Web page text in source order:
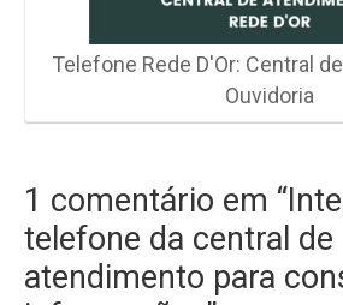
Telefone Rede D'Or: Central
Ouvidoria
1 comentário em
telefone da central de
atendimento para